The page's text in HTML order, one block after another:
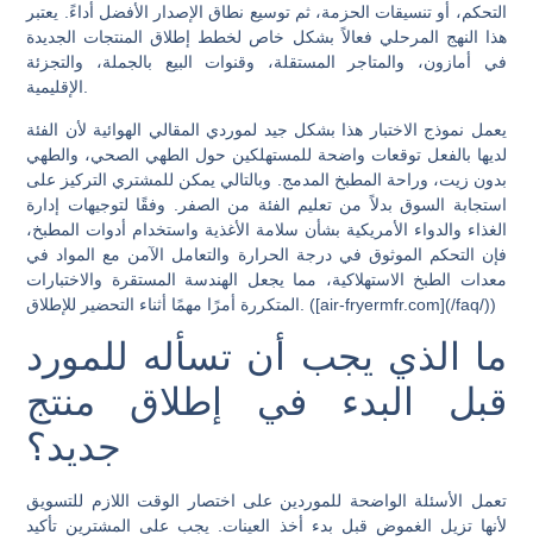
التحكم، أو تنسيقات الحزمة، ثم توسيع نطاق الإصدار الأفضل أداءً. يعتبر
هذا النهج المرحلي فعالاً بشكل خاص لخطط إطلاق المنتجات الجديدة
في أمازون، والمتاجر المستقلة، وقنوات البيع بالجملة، والتجزئة
الإقليمية.
يعمل نموذج الاختبار هذا بشكل جيد لموردي المقالي الهوائية لأن الفئة
لديها بالفعل توقعات واضحة للمستهلكين حول الطهي الصحي، والطهي
بدون زيت، وراحة المطبخ المدمج. وبالتالي يمكن للمشتري التركيز على
استجابة السوق بدلاً من تعليم الفئة من الصفر. وفقًا لتوجيهات إدارة
الغذاء والدواء الأمريكية بشأن سلامة الأغذية واستخدام أدوات المطبخ،
فإن التحكم الموثوق في درجة الحرارة والتعامل الآمن مع المواد في
معدات الطبخ الاستهلاكية، مما يجعل الهندسة المستقرة والاختبارات
المتكررة أمرًا مهمًا أثناء التحضير للإطلاق. ([air-fryermfr.com](/faq/))
ما الذي يجب أن تسأله للمورد
قبل البدء في إطلاق منتج
جديد؟
تعمل الأسئلة الواضحة للموردين على اختصار الوقت اللازم للتسويق
لأنها تزيل الغموض قبل بدء أخذ العينات. يجب على المشترين تأكيد